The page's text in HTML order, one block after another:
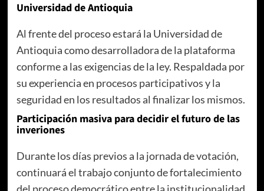
Universidad de Antioquia
Al frente del proceso estará la Universidad de
Antioquia como desarrolladora de la plataforma
conforme a las exigencias de la ley. Respaldada por
su experiencia en procesos participativos y la
seguridad en los resultados al finalizar los mismos.
Participación masiva para decidir el futuro de las
inveriones
Durante los días previos a la jornada de votación,
continuará el trabajo conjunto de fortalecimiento